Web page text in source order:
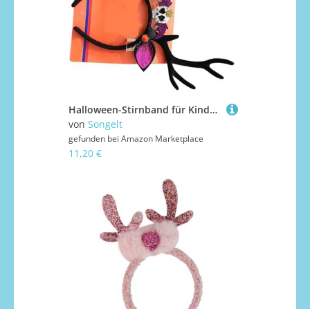
Halloween-Stirnband für Kinder, Zubehör, Haarband, Kostüm, Thema, wiederverwendbar, weiches Design, Party-Aufführungen, Halloween-Kostüm, Stirnband
von Songelt
gefunden bei Amazon Marketplace
11,20 €